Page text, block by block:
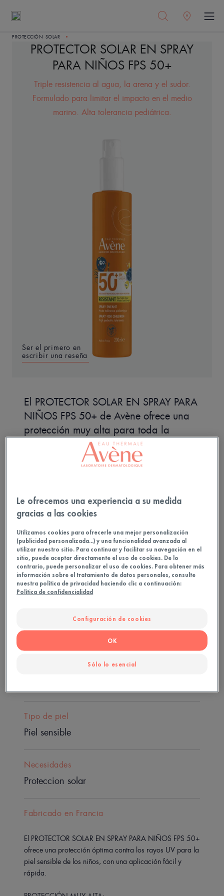
PROTECCIÓN SOLAR
PROTECTOR SOLAR EN SPRAY
PARA NIÑOS FPS 50+
Triple resistencia al agua, la arena y el sudor.
Formulado para limitar el impacto en el medio
marino. Alta tolerancia pediátrica.
Ser el primero en
escribir una reseña
El PROTECTOR SOLAR EN SPRAY PARA
NIÑOS FPS 50+ de Avène ofrece una
protección muy alta para toda la
familia en una fórmula de triple
Triple resistencia al agua, la arena y el sudor.
Formulado para limitar el impacto en el medio
marino.
Alta tolerancia pediátrica.
Rociar 200ml
Ideal para
Niños - Familia
Tipo de piel
Piel sensible
Necesidades
Proteccion solar
Fabricado en Francia
El PROTECTOR SOLAR EN SPRAY PARA NIÑOS FPS 50+
ofrece una protección óptima contra los rayos UV para la
piel sensible de los niños, con una aplicación fácil y
rápida.
Le ofrecemos una experiencia a su medida
gracias a las cookies
Utilizamos cookies para ofrecerle una mejor personalización
(publicidad personalizada...) y una funcionalidad avanzada al
utilizar nuestro sitio. Para continuar y facilitar su navegación en el
sitio, puede aceptar directamente el uso de cookies. De lo
contrario, puede personalizar el uso de cookies. Para obtener más
información sobre el tratamiento de datos personales, consulte
nuestra política de privacidad haciendo clic a continuación:
Política de confidencialidad
Configuración de cookies
Sólo lo esencial
OK